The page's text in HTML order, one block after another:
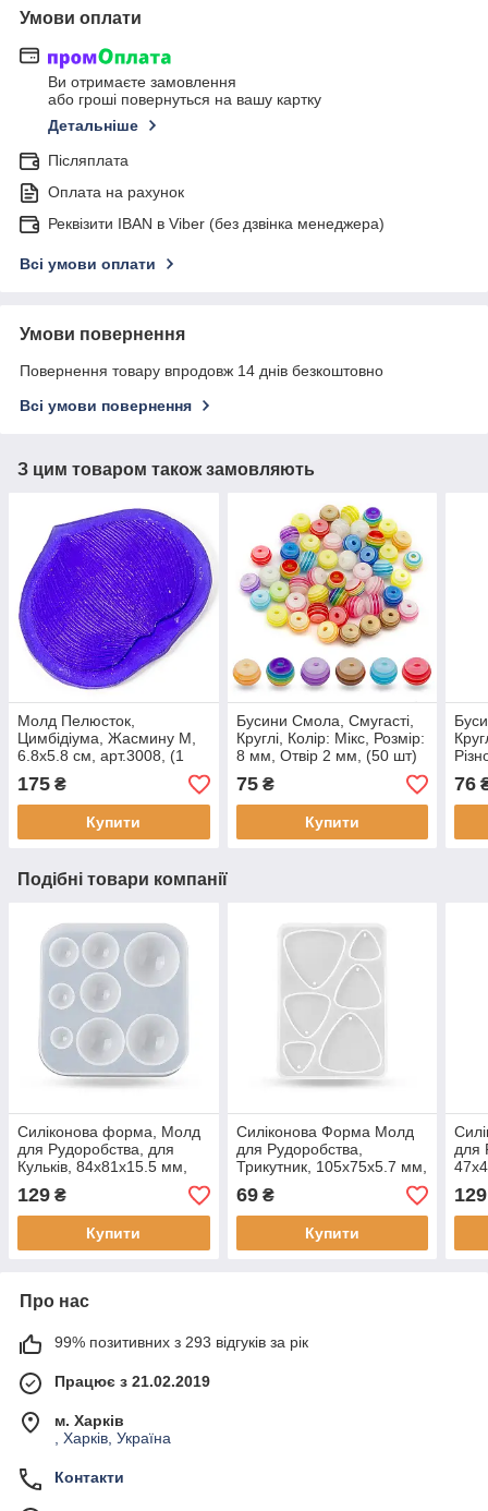
Умови оплати
Ви отримаєте замовлення
або гроші повернуться на вашу картку
Детальніше
Післяплата
Оплата на рахунок
Реквізити IBAN в Viber (без дзвінка менеджера)
Всі умови оплати
Умови повернення
Повернення товару впродовж 14 днів безкоштовно
Всі умови повернення
З цим товаром також замовляють
Молд Пелюсток,
Цимбідіума, Жасмину М,
6.8х5.8 см, арт.3008, (1
шт)
175 ₴
Купити
Бусини Смола, Смугасті,
Круглі, Колір: Мікс, Розмір:
8 мм, Отвір 2 мм, (50 шт)
75₴
Купити
мм,
76
Подібні товари компанії
Силіконова форма, Молд
для Рудоробства, для
Кульків, 84х81х15.5 мм,
Внутрішній діаметр 5-28
мм, 8 розмірів, (1 шт.)
129 ₴
Купити
Силіконова Форма Молд
для Рудоробства,
Трикутник, 105х75х5.7 мм,
38.5х20-40.5мм, (1 шт)
69₴
Купити
для
129
Про нас
99% позитивних з 293 відгуків за рік
Працює з 21.02.2019
м. Харків
, Харків, Україна
Контакти